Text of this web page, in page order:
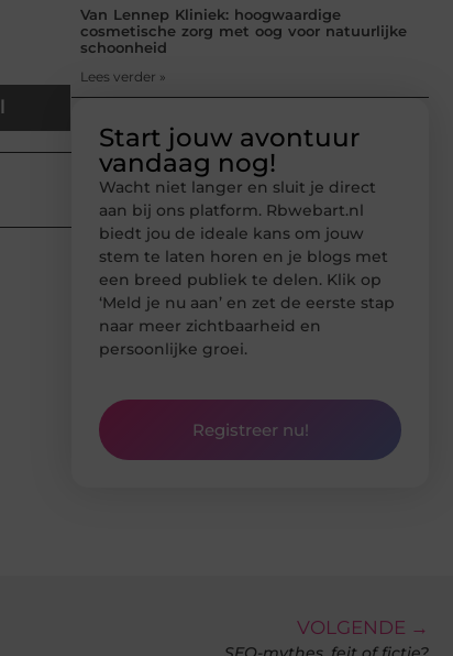
Van Lennep Kliniek: hoogwaardige
cosmetische zorg met oog voor natuurlijke
schoonheid
Lees verder »
Start jouw avontuur
vandaag nog!
Wacht niet langer en sluit je direct
aan bij ons platform. Rbwebart.nl
biedt jou de ideale kans om jouw
stem te laten horen en je blogs met
een breed publiek te delen. Klik op
‘Meld je nu aan’ en zet de eerste stap
naar meer zichtbaarheid en
persoonlijke groei.
Registreer nu!
VOLGENDE →